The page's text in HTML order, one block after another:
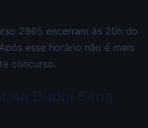
2965 encerram às 20h do
esse horário não é mais
concurso.